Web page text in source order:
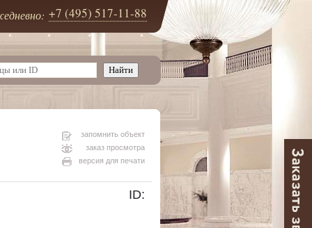
+7 (495) 517-11-88
запомнить объект
заказ просмотра
версия для печати
ID: